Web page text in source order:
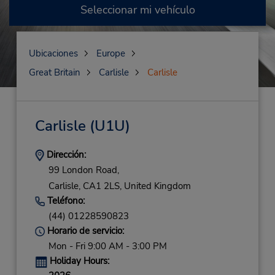
Seleccionar mi vehículo
Ubicaciones
Europe
Great Britain
Carlisle Carlisle
Carlisle (U1U)
Dirección:
99 London Road,
Carlisle, CA1 2LS, United Kingdom
Teléfono:
(44) 01228590823
Horario de servicio:
Mon - Fri 9:00 AM - 3:00 PM
Holiday Hours: